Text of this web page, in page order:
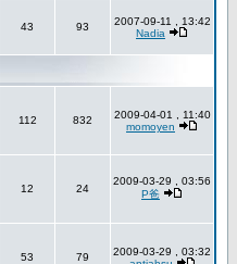
43 93
2007-09-11 , 13:42
Nadia
112 832
2009-04-01 , 11:40
momoyen
12 24
2009-03-29 , 03:56
P爸
53 79
2009-03-29 , 03:32